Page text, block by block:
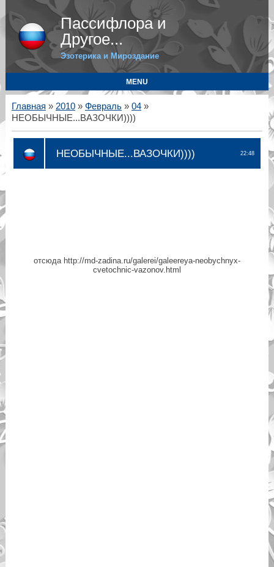
Пассифлора и
Другое...
Эзотерика и Мироздание
MENU
Главная » 2010 » Февраль » 04»
НЕОБЫЧНЫЕ...ВАЗОЧКИ))))
22:48
НЕОБЫЧНЫЕ...ВАЗОЧКИ))))
отсюда http://md-zadina.ru/galerei/galeereya-neobychnyx-
cvetochnic-vazonov.html